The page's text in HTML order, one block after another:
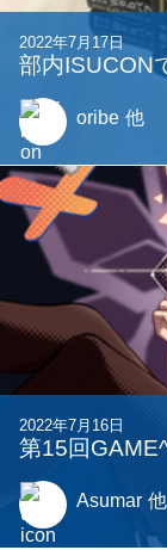
2022年7月17日
部内ISUCON
oribe 他
2022年7月16日
第15回
Asumar 他